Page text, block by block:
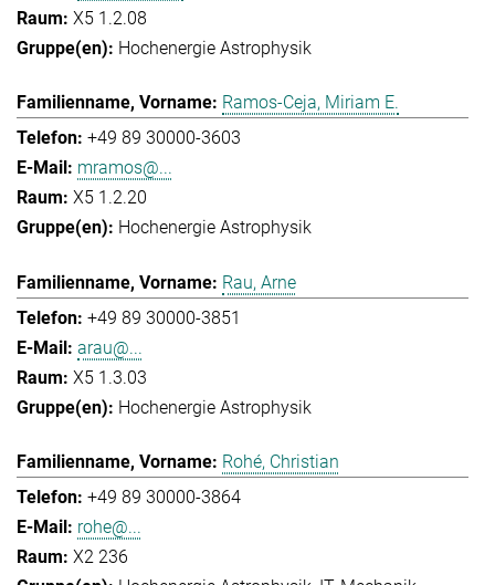
X5 1.2.08
Hochenergie Astrophysik
Ramos-Ceja, Miriam E.
+49 89 30000-3603
mramos@...
X5 1.2.20
Hochenergie Astrophysik
Rau, Arne
+49 89 30000-3851
arau@...
X5 1.3.03
Hochenergie Astrophysik
Rohé, Christian
+49 89 30000-3864
rohe@...
X2 236